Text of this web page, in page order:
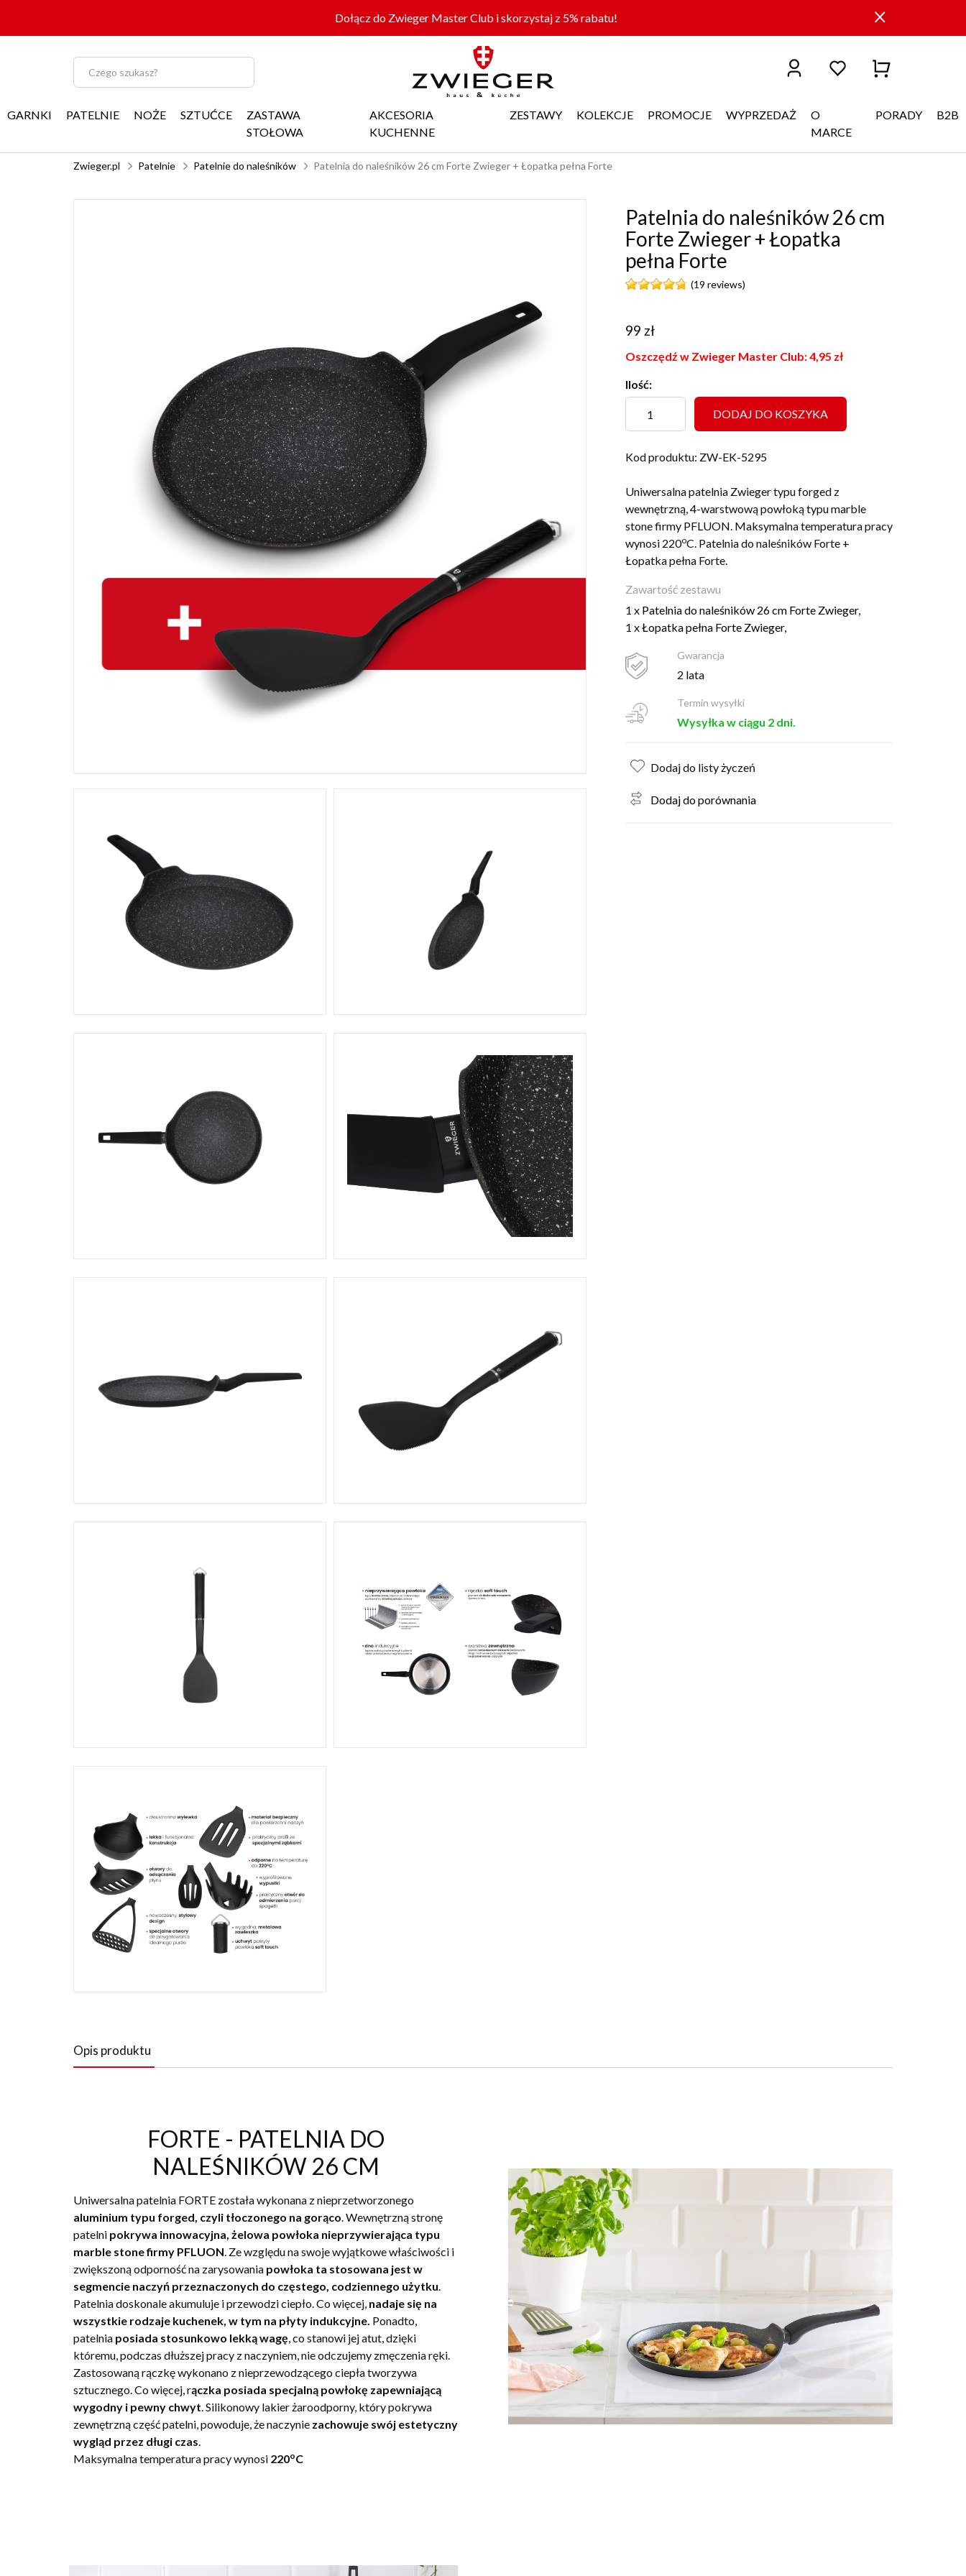
Dołącz do Zwieger Master Club i skorzystaj z 5% rabatu!
GARNKI PATELNIE NOŻE SZTUĆCE
ZASTAWA
STOŁOWA
AKCESORIA
KUCHENNE
ZESTAWY KOLEKCJE PROMOCJE WYPRZEDAŻ
O
MARCE
PORADY B2B
Zwieger.pl Patelnie Patelnie do naleśników Patelnia do naleśników 26 cm Forte Zwieger + Łopatka pełna Forte
Patelnia do naleśników 26 cm
Forte Zwieger + Łopatka
pełna Forte
(19 reviews)
99 zł
Oszczędź w Zwieger Master Club:4,95 zł
Ilość:
DODAJ DO KOSZYKA
Kod produktu: ZW-EK-5295
Uniwersalna patelnia Zwieger typu forged z
wewnętrzną, 4-warstwową powłoką typu marble
stone firmy PFLUON. Maksymalna temperatura pracy
wynosi 220oC. Patelnia do naleśników Forte +
Łopatka pełna Forte.
Zawartość zestawu
1 x Patelnia do naleśników 26 cm Forte Zwieger,
1 xŁopatka pełna Forte Zwieger,
Gwarancja
2 lata
Termin wysyłki
Wysyłka w ciągu 2 dni.
Dodaj do listy życzeń
Dodaj do porównania
Opis produktu
FORTE - PATELNIA DO
NALEŚNIKÓW 26 CM
Uniwersalna patelnia FORTE została wykonana z nieprzetworzonego
aluminium typu forged, czyli tłoczonego na gorąco. Wewnętrzną stronę
patelni pokrywa innowacyjna, żelowa powłoka nieprzywierająca typu
marble stone firmy PFLUON. Ze względu na swoje wyjątkowe właściwości i
zwiększoną odporność na zarysowania powłoka ta stosowana jest w
segmencie naczyń przeznaczonych do częstego, codziennego użytku.
Patelnia doskonale akumuluje i przewodzi ciepło. Co więcej, nadaje się na
wszystkie rodzaje kuchenek, w tym na płyty indukcyjne. Ponadto,
patelnia posiada stosunkowo lekką wagę, co stanowi jej atut, dzięki
któremu, podczas dłuższej pracy z naczyniem, nie odczujemy zmęczenia ręki.
Zastosowaną rączkę wykonano z nieprzewodzącego ciepła tworzywa
sztucznego. Co więcej, rączka posiada specjalną powłokę zapewniającą
wygodny i pewny chwyt. Silikonowy lakier żaroodporny, który pokrywa
zewnętrzną część patelni, powoduje, że naczynie zachowuje swój estetyczny
wygląd przez długi czas.
Maksymalna temperatura pracy wynosi 220oC